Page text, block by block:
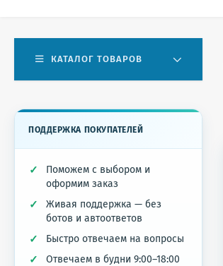
КАТАЛОГ ТОВАРОВ
ПОДДЕРЖКА ПОКУПАТЕЛЕЙ
Поможем с выбором и
оформим заказ
Живая поддержка — без
ботов и автоответов
Быстро отвечаем на вопросы
Отвечаем в будни 9:00–18:00